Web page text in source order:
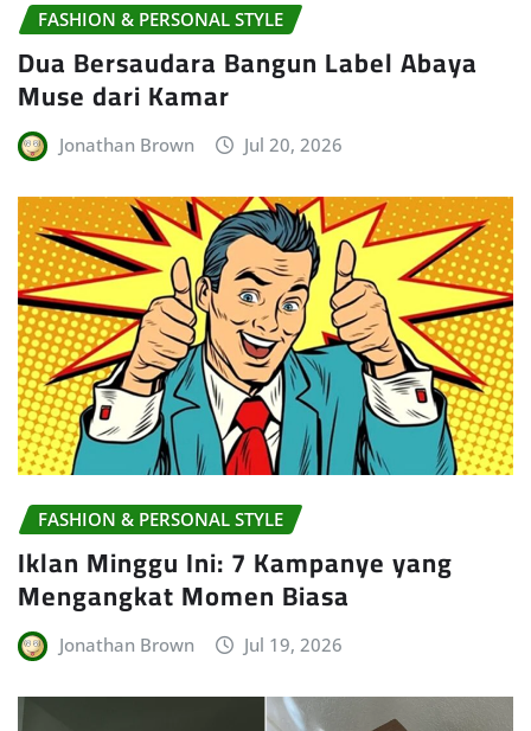
FASHION & PERSONAL STYLE
Dua Bersaudara Bangun Label Abaya
Muse dari Kamar
Jonathan Brown Jul 20, 2026
FASHION & PERSONAL STYLE
Iklan Minggu Ini: 7 Kampanye yang
Mengangkat Momen Biasa
Jonathan Brown Jul 19, 2026